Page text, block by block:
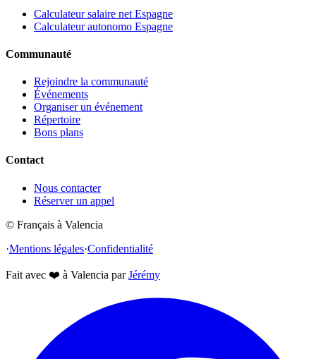
Calculateur salaire net Espagne
Calculateur autonomo Espagne
Communauté
Rejoindre la communauté
Événements
Organiser un événement
Répertoire
Bons plans
Contact
Nous contacter
Réserver un appel
© Français à Valencia
·Mentions légales·Confidentialité
Fait avec ❤️ à Valencia par Jérémy